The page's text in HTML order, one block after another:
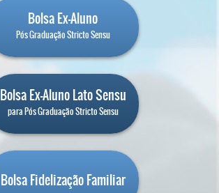
Bolsa Ex-Aluno
Pós Graduação Stricto Sensu
Bolsa Ex-Aluno Lato Sensu
para Pós Graduação Stricto Sensu
Bolsa Fidelização Familiar